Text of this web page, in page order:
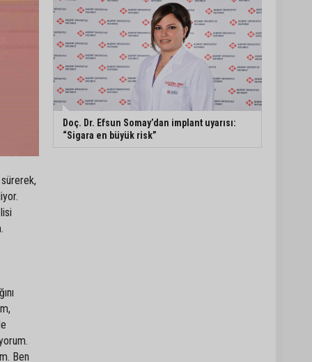
Ben
Doç. Dr. Efsun Somay’dan implant uyarısı:
“Sigara en büyük risk”